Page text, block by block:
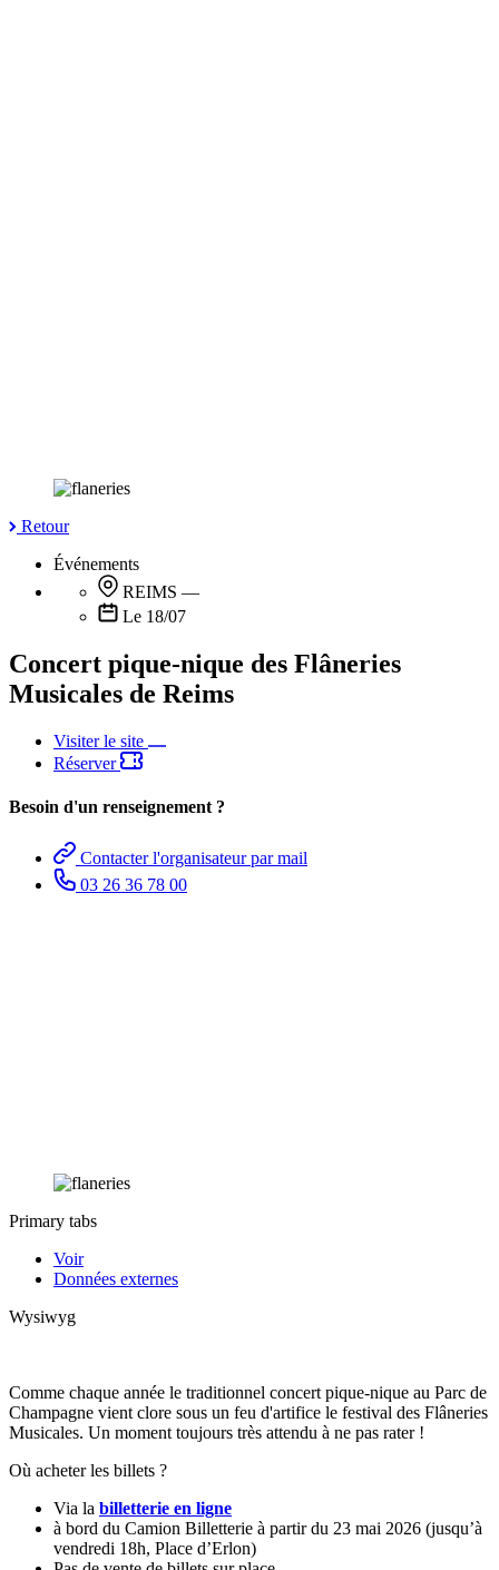
Retour
Événements
REIMS —
Le 18/07
Concert pique-nique des Flâneries
Musicales de Reims
Visiter le site
Réserver
Besoin d'un renseignement ?
Contacter l'organisateur par mail
03 26 36 78 00
Primary tabs
Voir
Données externes
Wysiwyg
Comme chaque année le traditionnel concert pique-nique au Parc de
Champagne vient clore sous un feu d'artifice le festival des Flâneries
Musicales. Un moment toujours très attendu à ne pas rater !
Où acheter les billets ?
Via la billetterie en ligne
à bord du Camion Billetterie à partir du 23 mai 2026 (jusqu’à
vendredi 18h, Place d’Erlon)